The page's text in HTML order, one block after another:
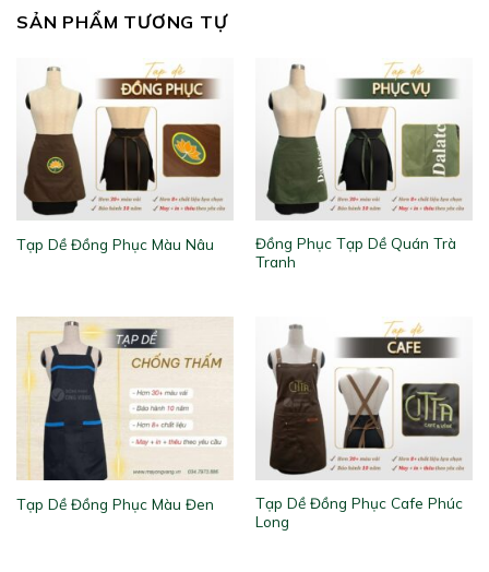
SẢN PHẨM TƯƠNG TỰ
Tạp Dề Đồng Phục Màu Nâu
Đồng Phục Tạp Dề Quán Trà
Tranh
Tạp Dề Đồng Phục Màu Đen
Tạp Dề Đồng Phục Cafe Phúc
Long